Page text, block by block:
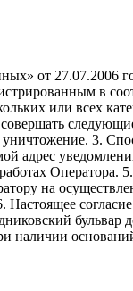
от 27.07.2006
в
или всех
3.
адрес
Оператора.
на
наличии